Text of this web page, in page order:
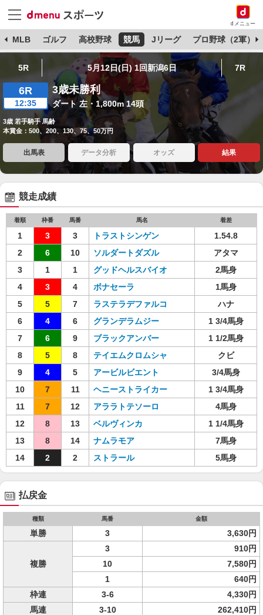
dメニュー
MLB ゴルフ 高校野球 競馬 Jリーグ プロ野球（2軍）
5R 5月12日(日) 1回新潟6日 7R
6R
12:35
3歳未勝利
ダート 左・1,800m 14頭
3歳 若手騎手 馬齢
本賞金：500、200、130、75、50万円
出馬表 データ分析 オッズ 結果
競走成績
着順 枠番 馬番 馬名 着差
1 3 3 トラストシンゲン
1.54.8
2
6 10 ソルダートダズル
アタマ
3
1 1 グッドヘルスバイオ
2馬身
4
3 4 ボナセーラ
1馬身
5
5 7 ラステラデファルコ
ハナ
6
4 6 グランデラムジー
1 3/4馬身
7
6 9 ブラックアンバー
1 1/2馬身
8
5 8 テイエムクロムシャ
クビ
9
4 5 アービルビエント
3/4馬身
10
7 11 ヘニーストライカー
1 3/4馬身
11
7 12 アララトテソーロ
4馬身
12
8 13 ベルヴィンカ
1 1/4馬身
13
8 14 ナムラモア
7馬身
14
2 2 ストラール 5馬身
払戻金
種類 馬番 金額
単勝 3 3,630円
複勝
3
910円
10
7,580円
1
640円
枠連
3-6
4,330円
馬連
3-10 262,410円